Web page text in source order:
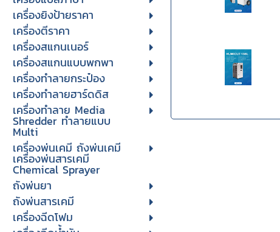
เครื่องยิงป้ายราคา
เครื่องตีราคา
เครื่องสแกนเนอร์
เครื่องสแกนแบบพกพา
เครื่องทำลายกระป๋อง
เครื่องทำลายฮาร์ดดิส
เครื่องทำลาย Media
Shredder ทำลายแบบ
Multi
เครื่องพ่นเคมี ถังพ่นเคมี
เครื่องพ่นสารเคมี
Chemical Sprayer
ถังพ่นยา
ถังพ่นสารเคมี
เครื่องฉีดโฟม